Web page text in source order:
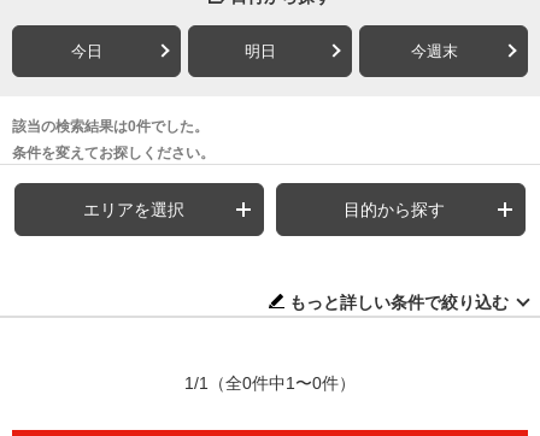
今日 明日 今週末
該当の検索結果は0件でした。
条件を変えてお探しください。
エリアを選択 目的から探す
もっと詳しい条件で絞り込む
1/1 （全0件中1〜0件）